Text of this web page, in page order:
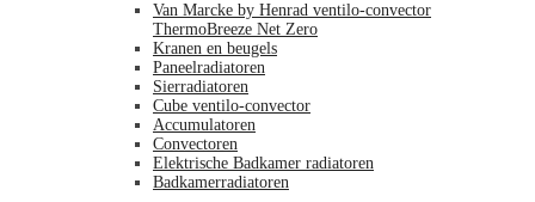
Van Marcke by Henrad ventilo-convector
ThermoBreeze Net Zero
Kranen en beugels
Paneelradiatoren
Sierradiatoren
Cube ventilo-convector
Accumulatoren
Convectoren
Elektrische Badkamer radiatoren
Badkamerradiatoren